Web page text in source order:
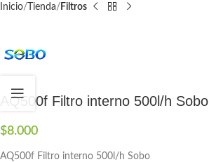
Inicio Tienda Filtros
AQ500f Filtro interno 500l/h Sobo
$8.000
AQ500f Filtro interno 500l/h Sobo